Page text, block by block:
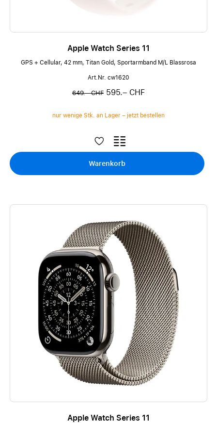
Apple Watch Series 11
GPS + Cellular, 42 mm, Titan Gold, Sportarmband M/L Blassrosa
Art.Nr. cw1620
649.– CHF 595.– CHF
nur wenige Stk. an Lager – jetzt bestellen
Warenkorb
Apple Watch Series 11